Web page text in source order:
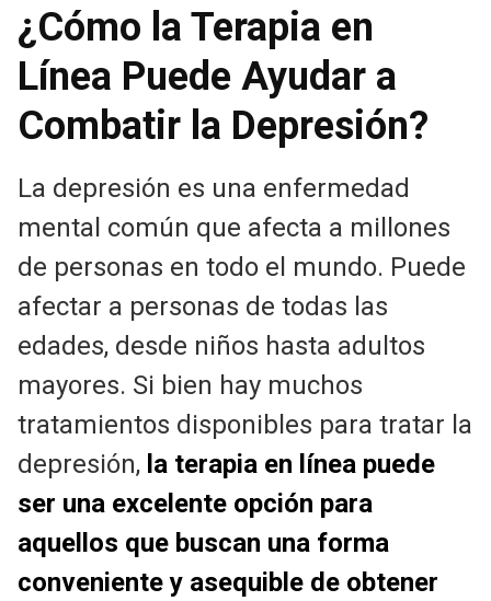
¿Cómo la Terapia en
Línea Puede Ayudar a
Combatir la Depresión?
La depresión es una enfermedad
mental común que afecta a millones
de personas en todo el mundo. Puede
afectar a personas de todas las
edades, desde niños hasta adultos
mayores. Si bien hay muchos
tratamientos disponibles para tratar la
depresión, la terapia en línea puede
ser una excelente opción para
aquellos que buscan una forma
conveniente y asequible de obtener